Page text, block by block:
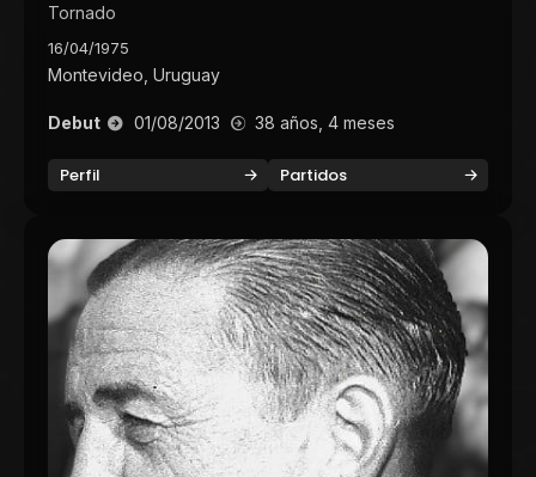
Tornado
16/04/1975
Montevideo, Uruguay
Debut 01/08/2013 38 años, 4 meses
Perfil Partidos